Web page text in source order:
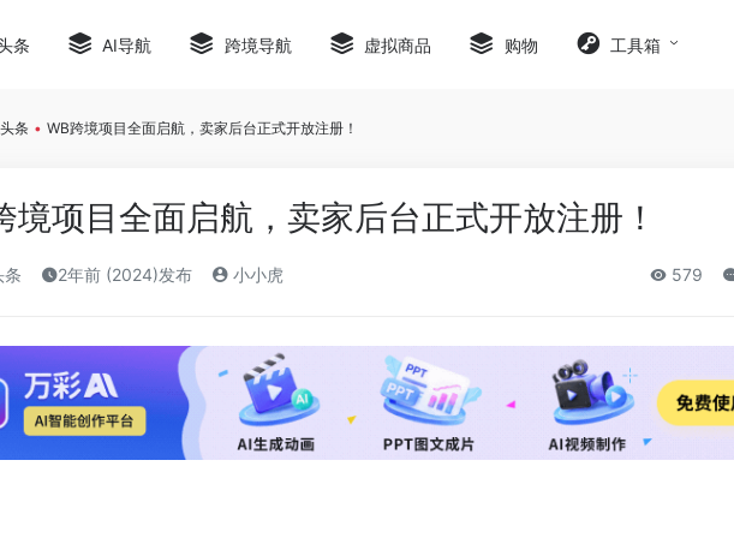
条 AI导航 跨境导航 虚拟商品 购物 工具箱
条 • WB跨境项目全面启航，卖家后台正式开放注册！
境项目全面启航，卖家后台正式开放注册！
条 2年前 (2024)发布 小小虎 579